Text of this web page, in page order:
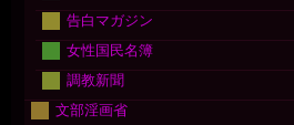
告白マガジン
女性国民名簿
調教新聞
文部淫画省